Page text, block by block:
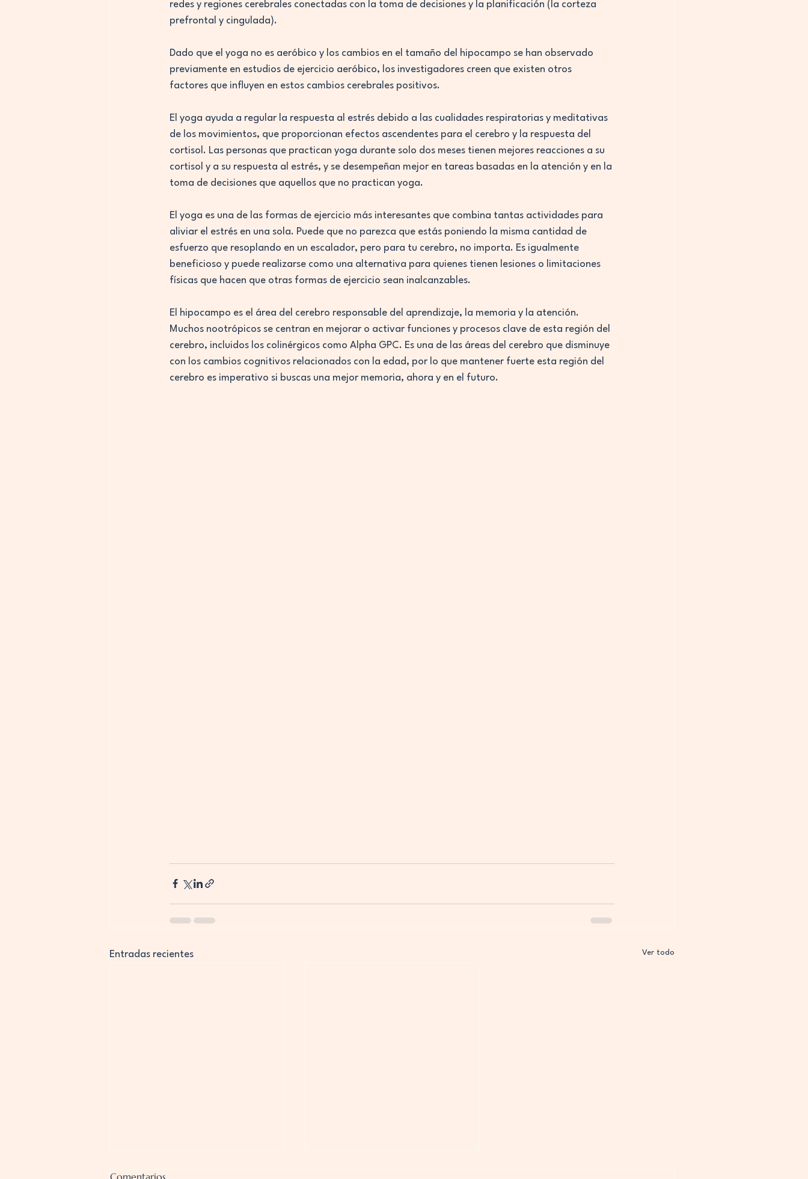
redes y regiones cerebrales conectadas con la toma de decisiones y la planificación (la corteza
prefrontal y cingulada).
Dado que el yoga no es aeróbico y los cambios en el tamaño del hipocampo se han observado
previamente en estudios de ejercicio aeróbico, los investigadores creen que existen otros
factores que influyen en estos cambios cerebrales positivos.
El yoga ayuda a regular la respuesta al estrés debido a las cualidades respiratorias y meditativas
de los movimientos, que proporcionan efectos ascendentes para el cerebro y la respuesta del
cortisol. Las personas que practican yoga durante solo dos meses tienen mejores reacciones a su
cortisol y a su respuesta al estrés, y se desempeñan mejor en tareas basadas en la atención y en la
toma de decisiones que aquellos que no practican yoga.
El yoga es una de las formas de ejercicio más interesantes que combina tantas actividades para
aliviar el estrés en una sola. Puede que no parezca que estás poniendo la misma cantidad de
esfuerzo que resoplando en un escalador, pero para tu cerebro, no importa. Es igualmente
beneficioso y puede realizarse como una alternativa para quienes tienen lesiones o limitaciones
físicas que hacen que otras formas de ejercicio sean inalcanzables.
El hipocampo es el área del cerebro responsable del aprendizaje, la memoria y la atención.
Muchos nootrópicos se centran en mejorar o activar funciones y procesos clave de esta región del
cerebro, incluidos los colinérgicos como Alpha GPC. Es una de las áreas del cerebro que disminuye
con los cambios cognitivos relacionados con la edad, por lo que mantener fuerte esta región del
cerebro es imperativo si buscas una mejor memoria, ahora y en el futuro.
Entradas recientes Ver todo